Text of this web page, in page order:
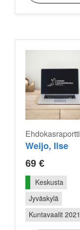
Ehdokasraportti
Weijo, Ilse
69 €
Keskusta
Jyväskylä
Kuntavaalit 2021